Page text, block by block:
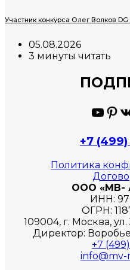
Участник конкурса Олег Волков
05.08.2026
3 минуты читать
+7 (499)
Политика
ООО «МВ-
ИНН:
ОГРН:
109004, г. Москва,
Директор:
+7
info@mv-